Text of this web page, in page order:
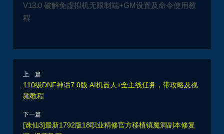
V13.0 破解免虚拟机无限制端+GM设置及命令使用教
程
上一篇
110级DNF神话7.0版 AI机器人+全主线任务，带攻略及视
频教程
下一篇
[诛仙3]最新1792版18职业精修官方移植镇魔洞副本修复